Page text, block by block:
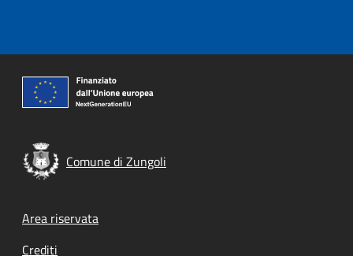
Comune di Zungoli
Footer menu
Area riservata
Crediti